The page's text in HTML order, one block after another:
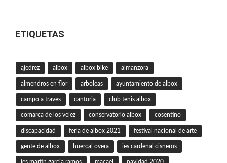
ETIQUETAS
ajedrez albox albox bike almanzora
almendros en flor arboleas ayuntamiento de albox
campo a traves cantoria club tenis albox
comarca de los velez conservatorio albox cosentino
discapacidad feria de albox 2021 festival nacional de arte
gente de albox huercal overa ies cardenal cisneros